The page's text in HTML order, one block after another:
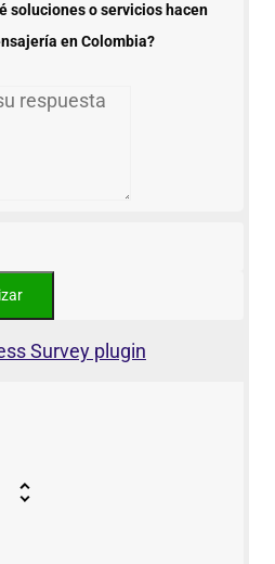
soluciones o servicios hacen
en Colombia?
Survey plugin